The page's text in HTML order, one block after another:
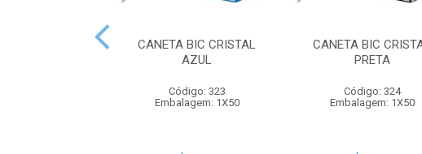
CANETA BIC CRISTAL
AZUL
Código: 323
Embalagem: 1X50
CANETA BIC
PRETA
Código: 324
Embalagem: 1X50